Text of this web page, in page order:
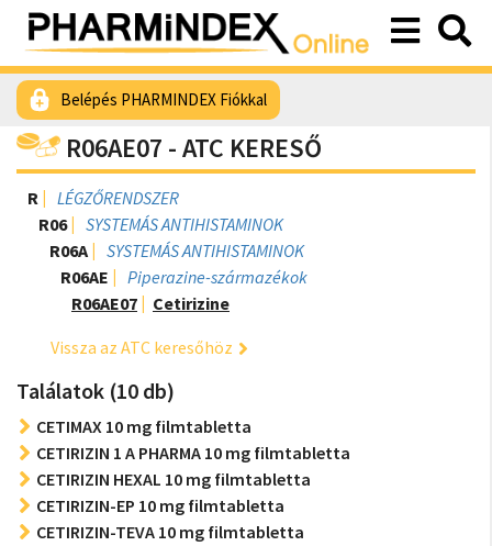
Belépés PHARMINDEX Fiókkal
R06AE07 - ATC KERESŐ
R
LÉGZŐRENDSZER
R06
SYSTEMÁS ANTIHISTAMINOK
R06A
SYSTEMÁS ANTIHISTAMINOK
R06AE
Piperazine-származékok
R06AE07
Cetirizine
Vissza az ATC keresőhöz
Találatok (10 db)
CETIMAX 10 mg filmtabletta
CETIRIZIN 1 A PHARMA 10 mg filmtabletta
CETIRIZIN HEXAL 10 mg filmtabletta
CETIRIZIN-EP 10 mg filmtabletta
CETIRIZIN-TEVA 10 mg filmtabletta